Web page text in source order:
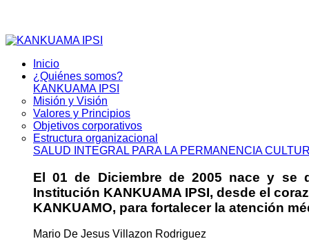
Inicio
¿Quiénes somos?
KANKUAMA IPSI
Misión y Visión
Valores y Principios
Objetivos corporativos
Estructura organizacional
SALUD INTEGRAL PARA LA PERMANENCIA
El 01 de Diciembre de 2005 nace y se
Institución KANKUAMA IPSI, desde el
KANKUAMO, para fortalecer la atención
Mario De Jesus Villazon Rodriguez